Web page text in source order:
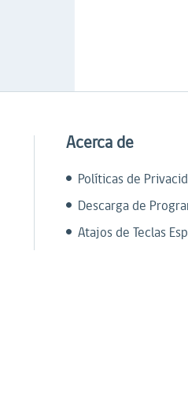
Acerca de
Políticas de
Descarga de
Atajos de Teclas